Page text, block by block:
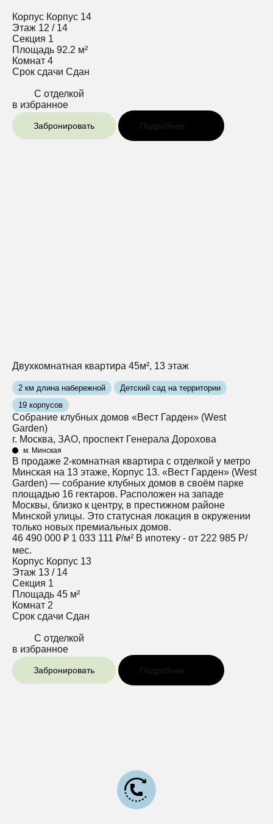
Корпус Корпус 14
Этаж 12 / 14
Секция 1
Площадь 92.2 м²
Комнат 4
Срок сдачи Сдан
С отделкой
в избранное
Забронировать Подробнее
Двухкомнатная квартира 45м², 13 этаж
2 км длина набережной
Детский сад на территории
19 корпусов
Собрание клубных домов «Вест Гарден» (West
Garden)
г. Москва, ЗАО, проспект Генерала Дорохова
м. Минская
В продаже 2-комнатная квартира с отделкой у метро
Минская на 13 этаже, Корпус 13. «Вест Гарден» (West
Garden) — собрание клубных домов в своём парке
площадью 16 гектаров. Расположен на западе
Москвы, близко к центру, в престижном районе
Минской улицы. Это статусная локация в окружении
только новых премиальных домов.
46 490 000 ₽ 1 033 111 ₽/м² В ипотеку - от 222 985 Р/
мес.
Корпус Корпус 13
Этаж 13 / 14
Секция 1
Площадь 45 м²
Комнат 2
Срок сдачи Сдан
С отделкой
в избранное
Забронировать Подробнее